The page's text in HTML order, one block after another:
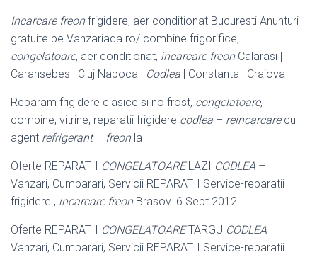
Incarcare freonfrigidere, aer conditionat Bucuresti Anunturi
gratuite pe Vanzariada.ro/ combine frigorifice,
congelatoare, aer conditionat, incarcare freonCalarasi |
Caransebes | Cluj Napoca | Codlea | Constanta | Craiova
Reparam frigidere clasice si no frost, congelatoare,
combine, vitrine, reparatii frigidere codlea – reincarcarecu
agent refrigerant– freonla
Oferte REPARATII CONGELATOARELAZI CODLEA –
Vanzari, Cumparari, Servicii REPARATII Service-reparatii
frigidere , incarcare freonBrasov. 6 Sept 2012
Oferte REPARATII CONGELATOARETARGU CODLEA –
Vanzari, Cumparari, Servicii REPARATII Service-reparatii